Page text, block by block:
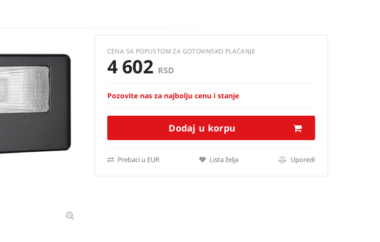
CENA SA POPUSTOM ZA GOTOVINSKO PLAĆANJE
4 602 RSD
Pozovite nas za najbolju cenu i stanje
Dodaj u korpu
Prebaci u EUR Lista želja Uporedi